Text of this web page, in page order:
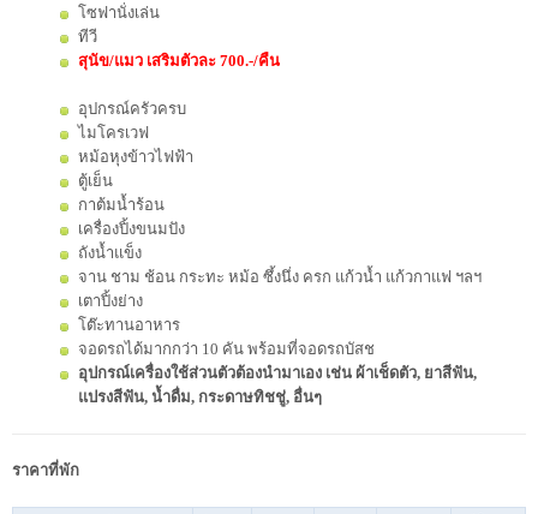
โซฟานั่งเล่น
ทีวี
สุนัข/แมว เสริมตัวละ 700.-/คืน
อุปกรณ์ครัวครบ
ไมโครเวฟ
หม้อหุงข้าวไฟฟ้า
ตู้เย็น
กาต้มน้ำร้อน
เครื่องปิ้งขนมปัง
ถังน้ำแข็ง
จาน ชาม ช้อน กระทะ หม้อ ซึ้งนึ่ง ครก แก้วน้ำ แก้วกาแฟ ฯลฯ
เตาปิ้งย่าง
โต๊ะทานอาหาร
จอดรถได้มากกว่า 10 คัน พร้อมที่จอดรถบัสช
อุปกรณ์เครื่องใช้ส่วนตัวต้องนำมาเอง เช่น ผ้าเช็ดตัว, ยาสีฟัน,
แปรงสีฟัน, น้ำดื่ม, กระดาษทิชชู่, อื่นๆ
ราคาที่พัก